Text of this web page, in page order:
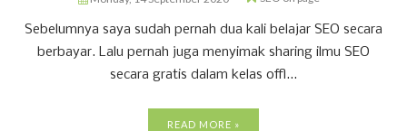
Sebelumnya saya sudah pernah dua kali belajar SEO secara
berbayar. Lalu pernah juga menyimak sharing ilmu SEO
secara gratis dalam kelas offl...
READ MORE »